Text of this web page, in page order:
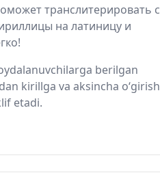
транслитерировать с
на латиницу и
berilgan
kirillga va aksincha o‘girish
etadi.